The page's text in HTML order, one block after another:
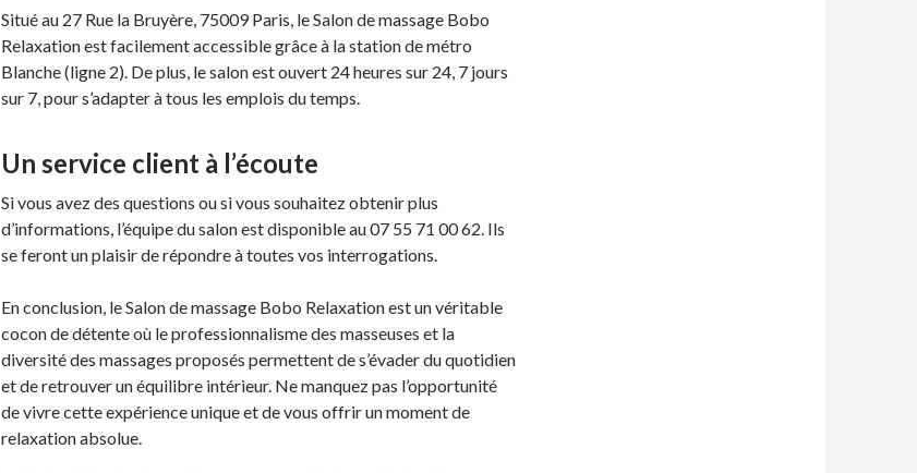
Situé au 27 Rue la Bruyère, 75009 Paris, le Salon de massage Bobo
Relaxation est facilement accessible grâce à la station de métro
Blanche (ligne 2). De plus, le salon est ouvert 24 heures sur 24, 7 jours
sur 7, pour s’adapter à tous les emplois du temps.
Un service client à l’écoute
Si vous avez des questions ou si vous souhaitez obtenir plus
d’informations, l’équipe du salon est disponible au 07 55 71 00 62. Ils
se feront un plaisir de répondre à toutes vos interrogations.
En conclusion, le Salon de massage Bobo Relaxation est un véritable
cocon de détente où le professionnalisme des masseuses et la
diversité des massages proposés permettent de s’évader du quotidien
et de retrouver un équilibre intérieur. Ne manquez pas l’opportunité
de vivre cette expérience unique et de vous offrir un moment de
relaxation absolue.